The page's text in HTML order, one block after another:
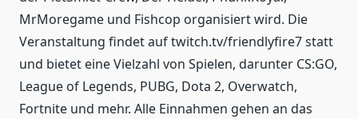
MrMoregame und Fishcop organisiert wird. Die
Veranstaltung findet auf twitch.tv/friendlyfire7 statt
und bietet eine Vielzahl von Spielen, darunter CS:GO,
League of Legends, PUBG, Dota 2, Overwatch,
Fortnite und mehr. Alle Einnahmen gehen an das